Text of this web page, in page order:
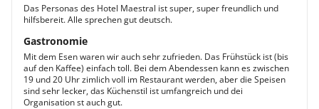
Das Personas des Hotel Maestral ist super, super freundlich und
hilfsbereit. Alle sprechen gut deutsch.
Gastronomie
Mit dem Esen waren wir auch sehr zufrieden. Das Frühstück ist (bis
auf den Kaffee) einfach toll. Bei dem Abendessen kann es zwischen
19 und 20 Uhr zimlich voll im Restaurant werden, aber die Speisen
sind sehr lecker, das Küchenstil ist umfangreich und dei
Organisation st auch gut.